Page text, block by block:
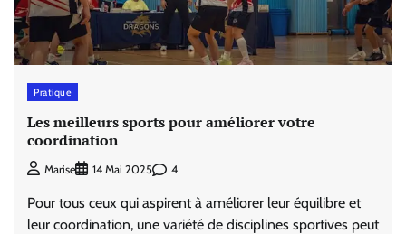
Pratique
Les meilleurs sports pour améliorer votre
coordination
Marise 14 Mai 2025 4
Pour tous ceux qui aspirent à améliorer leur équilibre et
leur coordination, une variété de disciplines sportives peut